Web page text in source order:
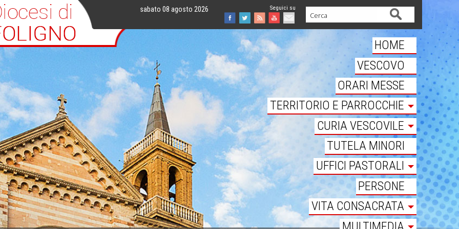
sabato 08 agosto 2026
Facebook
Twitter
FeedYoutube
Mail
Cerca
HOME
VESCOVO
ORARI MESSE
TERRITORIO E PARROCCHIE
CURIA VESCOVILE
TUTELA MINORI
UFFICI PASTORALI
PERSONE
VITA CONSACRATA